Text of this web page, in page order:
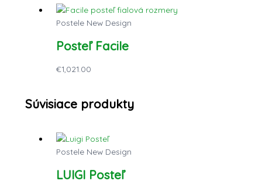
Postele New Design
Posteľ Facile
€1,021.00
Súvisiace produkty
Postele New Design
LUIGI Posteľ